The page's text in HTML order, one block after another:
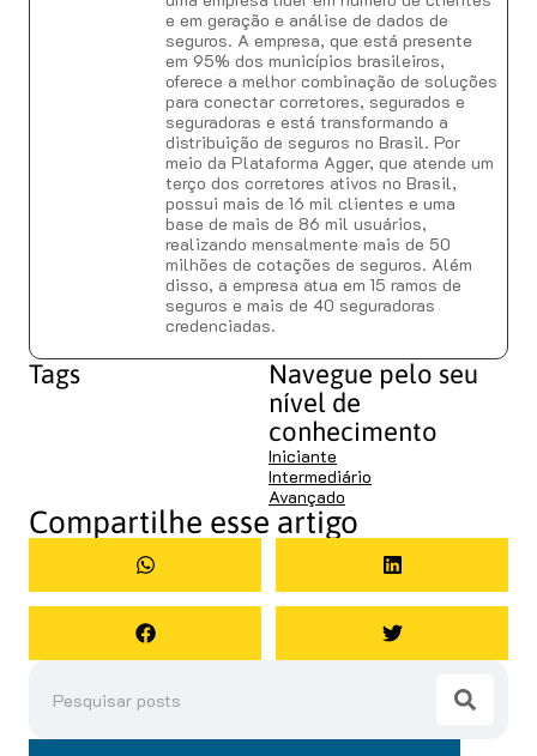
e em geração e análise de dados de
seguros. A empresa, que está presente
em 95% dos municípios brasileiros,
oferece a melhor combinação de soluções
para conectar corretores, segurados e
seguradoras e está transformando a
distribuição de seguros no Brasil. Por
meio da Plataforma Agger, que atende um
terço dos corretores ativos no Brasil,
possui mais de 16 mil clientes e uma
base de mais de 86 mil usuários,
realizando mensalmente mais de 50
milhões de cotações de seguros. Além
disso, a empresa atua em 15 ramos de
seguros e mais de 40 seguradoras
credenciadas.
Tags
Navegue pelo seu
nível de
conhecimento
Iniciante
Intermediário
Avançado
Compartilhe esse artigo